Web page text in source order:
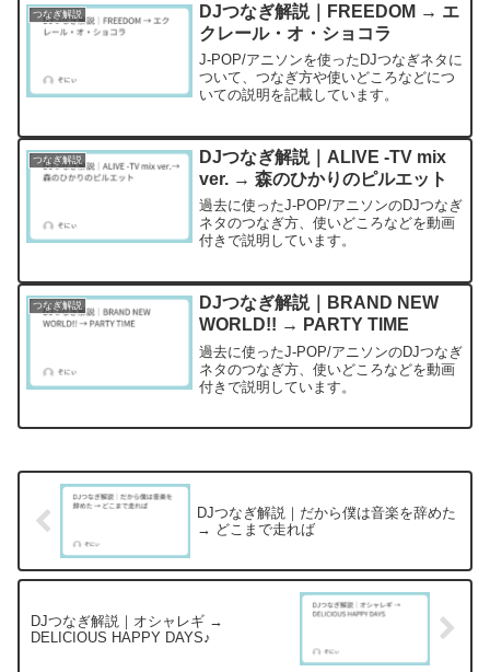
つなぎ解説
DJつなぎ解説｜FREEDOM → エ
クレール・オ・ショコラ
J-POP/アニソンを使ったDJつなぎネタに
ついて、つなぎ方や使いどころなどにつ
いての説明を記載しています。
つなぎ解説
DJつなぎ解説｜ALIVE -TV mix
ver. → 森のひかりのピルエット
過去に使ったJ-POP/アニソンのDJつなぎ
ネタのつなぎ方、使いどころなどを動画
付きで説明しています。
つなぎ解説
DJつなぎ解説｜BRAND NEW
WORLD!! → PARTY TIME
過去に使ったJ-POP/アニソンのDJつなぎ
ネタのつなぎ方、使いどころなどを動画
付きで説明しています。
DJつなぎ解説｜だから僕は音楽を辞めた
→ どこまで走れば
DJつなぎ解説｜オシャレギ →
DELICIOUS HAPPY DAYS♪